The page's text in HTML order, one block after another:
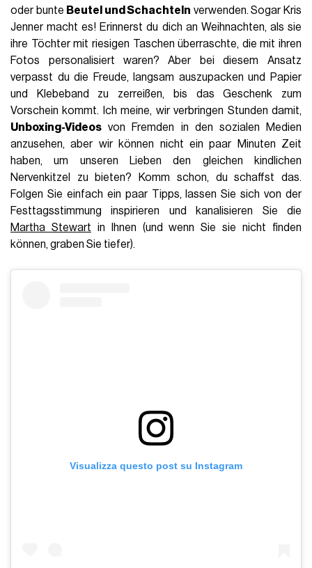
oder bunte Beutel und Schachteln verwenden. Sogar Kris
Jenner macht es! Erinnerst du dich an Weihnachten, als sie
ihre Töchter mit riesigen Taschen überraschte, die mit ihren
Fotos personalisiert waren? Aber bei diesem Ansatz
verpasst du die Freude, langsam auszupacken und Papier
und Klebeband zu zerreißen, bis das Geschenk zum
Vorschein kommt. Ich meine, wir verbringen Stunden damit,
Unboxing-Videos von Fremden in den sozialen Medien
anzusehen, aber wir können nicht ein paar Minuten Zeit
haben, um unseren Lieben den gleichen kindlichen
Nervenkitzel zu bieten? Komm schon, du schaffst das.
Folgen Sie einfach ein paar Tipps, lassen Sie sich von der
Festtagsstimmung inspirieren und kanalisieren Sie die
Martha Stewart in Ihnen (und wenn Sie sie nicht finden
können, graben Sie tiefer).
Visualizza questo post su Instagram